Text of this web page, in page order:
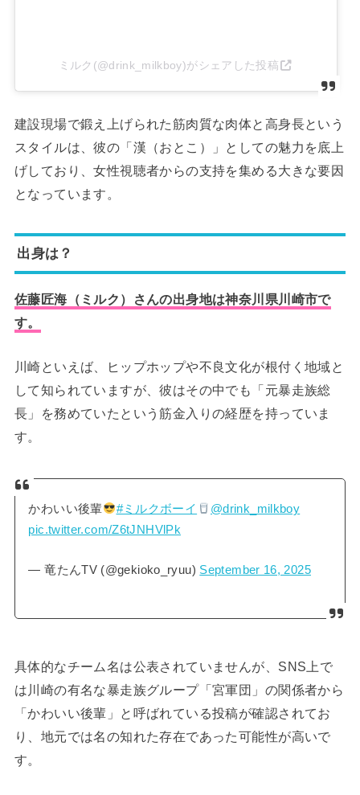
ミルク(@drink_milkboy)がシェアした投稿
建設現場で鍛え上げられた筋肉質な肉体と高身長という
スタイルは、彼の「漢（おとこ）」としての魅力を底上
げしており、女性視聴者からの支持を集める大きな要因
となっています。
出身は？
佐藤匠海（ミルク）さんの出身地は神奈川県川崎市で
す。
川崎といえば、ヒップホップや不良文化が根付く地域と
して知られていますが、彼はその中でも「元暴走族総
長」を務めていたという筋金入りの経歴を持っていま
す。
かわいい後輩 #ミルクボーイ
@drink_milkboy
pic.twitter.com/Z6tJNHVlPk
— 竜たんTV (@gekioko_ryuu) September 16, 2025
具体的なチーム名は公表されていませんが、SNS上で
は川崎の有名な暴走族グループ「宮軍団」の関係者から
「かわいい後輩」と呼ばれている投稿が確認されてお
り、地元では名の知れた存在であった可能性が高いで
す。